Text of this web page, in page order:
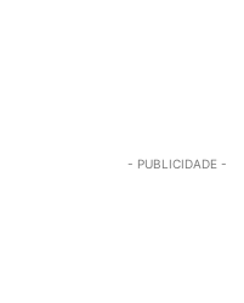
- PUBLICIDADE -